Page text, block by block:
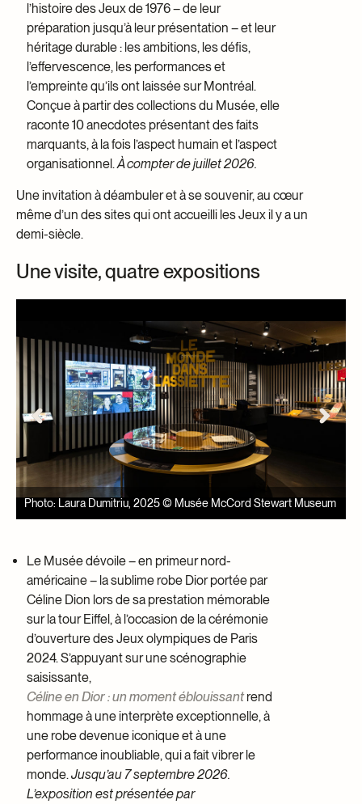
l’histoire des Jeux de 1976 – de leur
préparation jusqu’à leur présentation – et leur
héritage durable : les ambitions, les défis,
l’effervescence, les performances et
l’empreinte qu’ils ont laissée sur Montréal.
Conçue à partir des collections du Musée, elle
raconte 10 anecdotes présentant des faits
marquants, à la fois l’aspect humain et l’aspect
organisationnel.À compter de juillet 2026.
Une invitation à déambuler et à se souvenir, au cœur
même d’un des sites qui ont accueilli les Jeux il y a un
demi-siècle.
Une visite, quatre expositions
2025 © Musée McCord Stewart Museum
Le Musée dévoile – en primeur nord-
américaine – la sublime robe Dior portée par
Céline Dion lors de sa prestation mémorable
sur la tour Eiffel, à l’occasion de la cérémonie
d’ouverture des Jeux olympiques de Paris
2024. S’appuyant sur une scénographie
saisissante,
Céline en Dior : un moment éblouissantrend
hommage à une interprète exceptionnelle, à
une robe devenue iconique et à une
performance inoubliable, qui a fait vibrer le
monde.Jusqu’au 7 septembre 2026.
L’exposition est présentée par